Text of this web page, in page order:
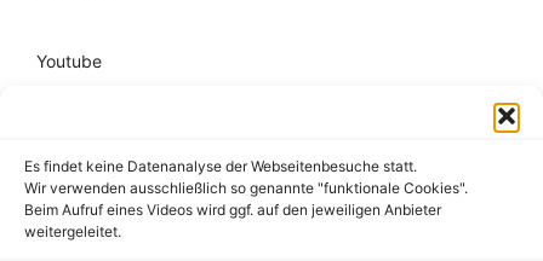
Es findet keine Datenanalyse der Webseitenbesuche statt.
Wir verwenden ausschließlich so genannte "funktionale Cookies".
Beim Aufruf eines Videos wird ggf. auf den jeweiligen Anbieter
weitergeleitet.
Youtube
Impressum
Datenschutz